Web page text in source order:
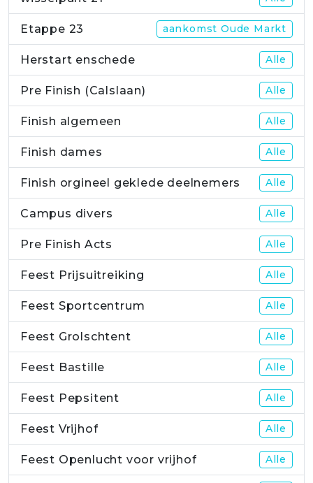
Etappe 23 aankomst Oude Markt
Herstart enschede Alle
Pre Finish (Calslaan) Alle
Finish algemeen Alle
Finish dames Alle
Finish orgineel geklede deelnemers Alle
Campus divers Alle
Pre Finish Acts Alle
Feest Prijsuitreiking Alle
Feest Sportcentrum Alle
Feest Grolschtent Alle
Feest Bastille Alle
Feest Pepsitent Alle
Feest Vrijhof Alle
Feest Openlucht voor vrijhof Alle